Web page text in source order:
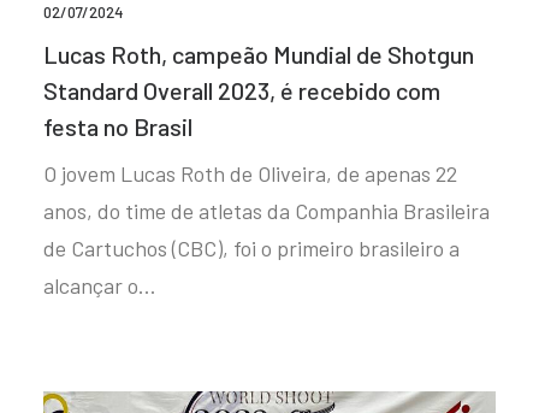
02/07/2024
Lucas Roth, campeão Mundial de Shotgun
Standard Overall 2023, é recebido com
festa no Brasil
O jovem Lucas Roth de Oliveira, de apenas 22
anos, do time de atletas da Companhia Brasileira
de Cartuchos (CBC), foi o primeiro brasileiro a
alcançar o…